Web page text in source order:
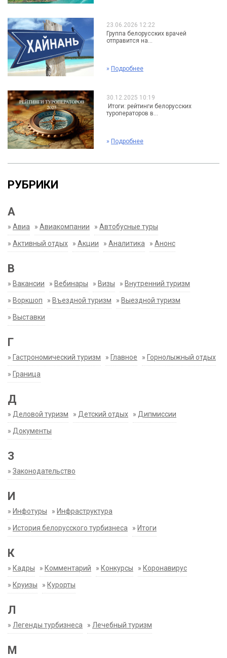
23.06.2026 12:22
Группа белорусских врачей
отправится на...
» Подробнее
30.12.2025 10:19
Итоги: рейтинги белорусских
туроператоров в...
» Подробнее
РУБРИКИ
А
» Авиа » Авиакомпании » Автобусные туры
» Активный отдых » Акции » Аналитика » Анонс
В
» Вакансии » Вебинары » Визы » Внутренний туризм
» Воркшоп » Въездной туризм » Выездной туризм
» Выставки
Г
» Гастрономический туризм » Главное » Горнолыжный отдых
» Граница
Д
» Деловой туризм » Детский отдых » Дипмиссии
» Документы
З
» Законодательство
И
» Инфотуры » Инфраструктура
» История белорусского турбизнеса » Итоги
К
» Кадры » Комментарий » Конкурсы » Коронавирус
» Круизы » Курорты
Л
» Легенды турбизнеса » Лечебный туризм
М